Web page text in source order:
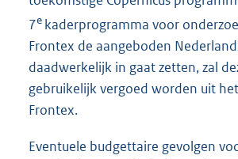
7e kaderprogramma voor
Frontex de aangeboden
daadwerkelijk in gaat zetten, zal
gebruikelijk vergoed worden uit
Frontex.
Eventuele budgettaire gevolgen